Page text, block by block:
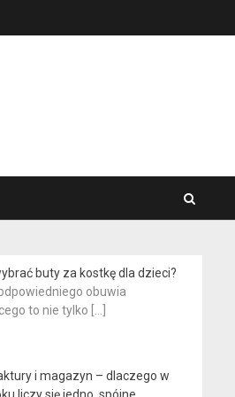
buty za kostkę dla dzieci?
obuwia
to nie tylko
i magazyn – dlaczego w
liczy się jedno, spójne